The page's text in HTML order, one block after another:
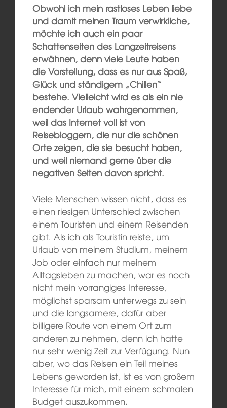
Obwohl ich mein rastloses Leben liebe
und damit meinen Traum verwirkliche,
möchte ich auch ein paar
Schattenseiten des Langzeitreisens
erwähnen, denn viele Leute haben
die Vorstellung, dass es nur aus Spaß,
Glück und ständigem „Chillen“
bestehe. Vielleicht wird es als ein nie
endender Urlaub wahrgenommen,
weil das Internet voll ist von
Reisebloggern, die nur die schönen
Orte zeigen, die sie besucht haben,
und weil niemand gerne über die
negativen Seiten davon spricht.
Viele Menschen wissen nicht, dass es
einen riesigen Unterschied zwischen
einem Touristen und einem Reisenden
gibt. Als ich als Touristin reiste, um
Urlaub von meinem Studium, meinem
Job oder einfach nur meinem
Alltagsleben zu machen, war es noch
nicht mein vorrangiges Interesse,
möglichst sparsam unterwegs zu sein
und die langsamere, dafür aber
billigere Route von einem Ort zum
anderen zu nehmen, denn ich hatte
nur sehr wenig Zeit zur Verfügung. Nun
aber, wo das Reisen ein Teil meines
Lebens geworden ist, ist es von großem
Interesse für mich, mit einem schmalen
Budget auszukommen.